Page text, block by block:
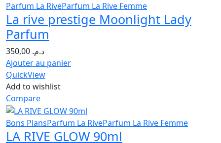
Parfum La RiveParfum La Rive Femme
La rive prestige Moonlight Lady
Parfum
د.م.
Ajouter au panier
QuickView
Add to wishlist
Compare
Bons PlansParfum La RiveParfum La Rive Femme
LA RIVE GLOW 90ml